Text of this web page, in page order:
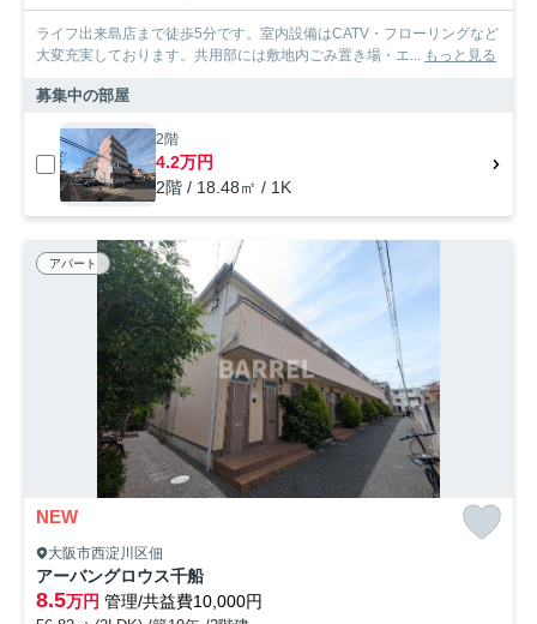
ライフ出来島店まで徒歩5分です。室内設備はCATV・フローリングなど
大変充実しております。共用部には敷地内ごみ置き場・エ... もっと見る
募集中の部屋
2階
4.2万円
2階 / 18.48㎡ / 1K
アパート
NEW
大阪市西淀川区佃
アーバングロウス千船
8.5万円 管理/共益費10,000円